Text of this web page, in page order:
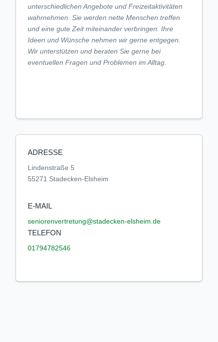
unterschiedlichen Angebote und Freizeitaktivitäten
wahrnehmen. Sie werden nette Menschen treffen
und eine gute Zeit miteinander verbringen. Ihre
Ideen und Wünsche nehmen wir gerne entgegen.
Wir unterstützen und beraten Sie gerne bei
eventuellen Fragen und Problemen im Alltag.
ADRESSE
Lindenstraße 5
55271 Stadecken-Elsheim
E-MAIL
seniorenvertretung@stadecken-elsheim.de
TELEFON
01794782546